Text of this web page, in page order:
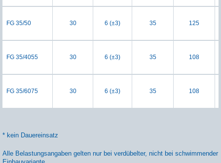
FG 35/50 30 6 (±3) 35 125
FG 35/4055 30 6 (±3) 35 108
FG 35/6075 30 6 (±3) 35 108
* kein Dauereinsatz
Alle Belastungsangaben gelten nur bei verdübelter, nicht bei schwimmender